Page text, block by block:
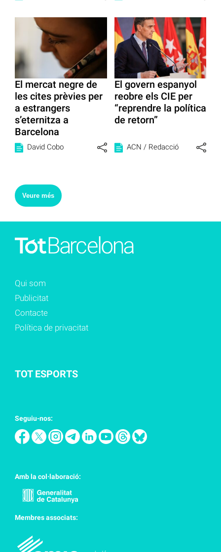
El mercat negre de
les cites prèvies per
a estrangers
s’eternitza a
Barcelona
David Cobo
El govern espanyol
reobre els CIE per
“reprendre la política
de retorn”
ACN / Redacció
Veure més
Qui som
Publicitat
Contacte
Política de privacitat
TOT ESPORTS
Seguiu-nos:
Amb la col·laboració:
Membres associats: